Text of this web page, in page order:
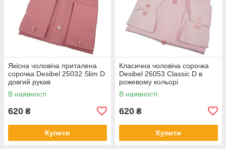
Якісна чоловіча приталена
сорочка Desibel 25032 Slim D
довгий рукав
В наявності
620 ₴
Купити
Класична чоловіча сорочка
Desibel 26053 Classic D в
рожевому кольорі
В наявності
620 ₴
Купити